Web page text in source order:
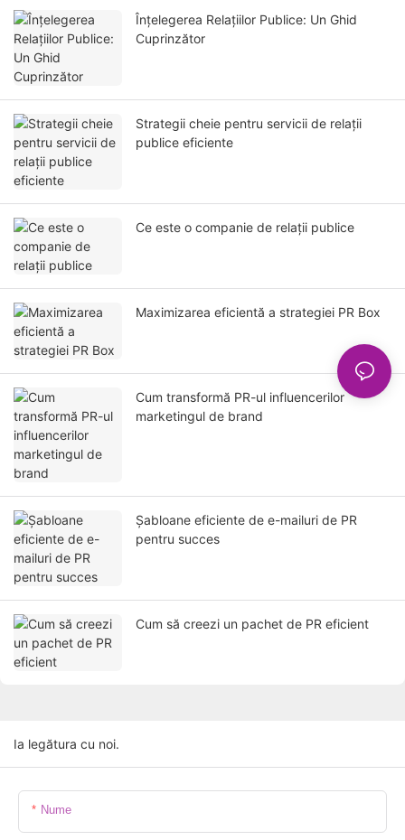
Înțelegerea Relațiilor Publice: Un Ghid
Cuprinzător
Strategii cheie pentru servicii de relații
publice eficiente
Ce este o companie de relații publice
Maximizarea eficientă a strategiei PR Box
Cum transformă PR-ul influencerilor
marketingul de brand
Șabloane eficiente de e-mailuri de PR
pentru succes
Cum să creezi un pachet de PR eficient
Ia legătura cu noi.
Nume